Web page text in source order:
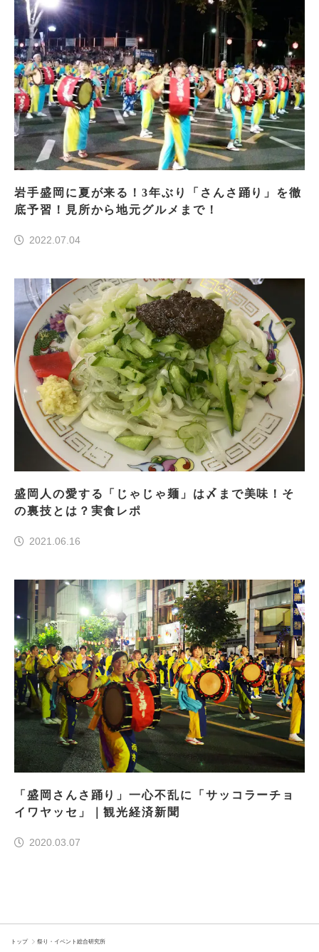
岩手盛岡に夏が来る！3年ぶり「さんさ踊り」を徹
底予習！見所から地元グルメまで！
2022.07.04
盛岡人の愛する「じゃじゃ麺」は〆まで美味！そ
の裏技とは？実食レポ
2021.06.16
「盛岡さんさ踊り」一心不乱に「サッコラーチョ
イワヤッセ」｜観光経済新聞
2020.03.07
トップ 祭り・イベント総合研究所